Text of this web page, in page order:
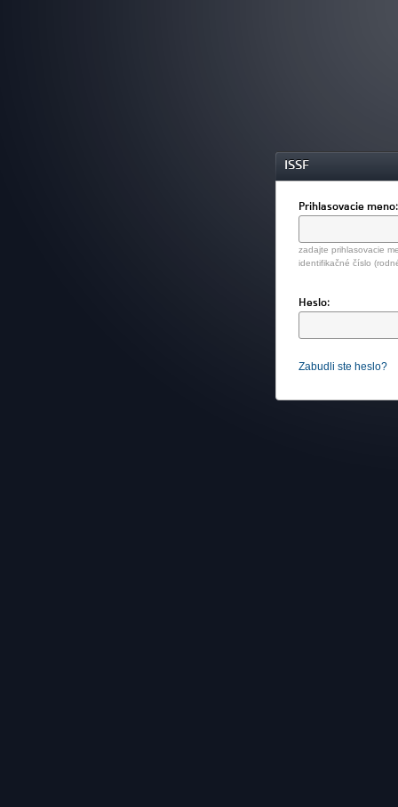
ISSF
Prihlasovacie meno:
zadajte prihlasovacie
identifikačné číslo
Heslo:
Zabudli ste heslo?